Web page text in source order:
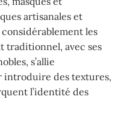
artisanales et
les
traditionnel, avec ses
s’allie
introduire des textures,
l’identité des